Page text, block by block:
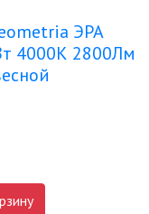
ЭРА
4000К 2800Лм